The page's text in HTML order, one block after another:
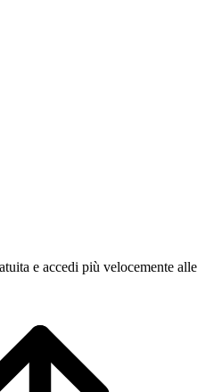
e accedi più velocemente alle